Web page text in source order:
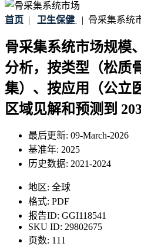
首页 | 卫生保健 | 骨采集系统
骨采集系统市场规模
分析，按类型（松质
集）、按应用（公立
区域见解和预测到
最后更新: 09-March-2026
基准年: 2025
历史数据: 2021-2024
地区: 全球
格式: PDF
报告ID: GGI118541
SKU ID: 29802675
页数: 111